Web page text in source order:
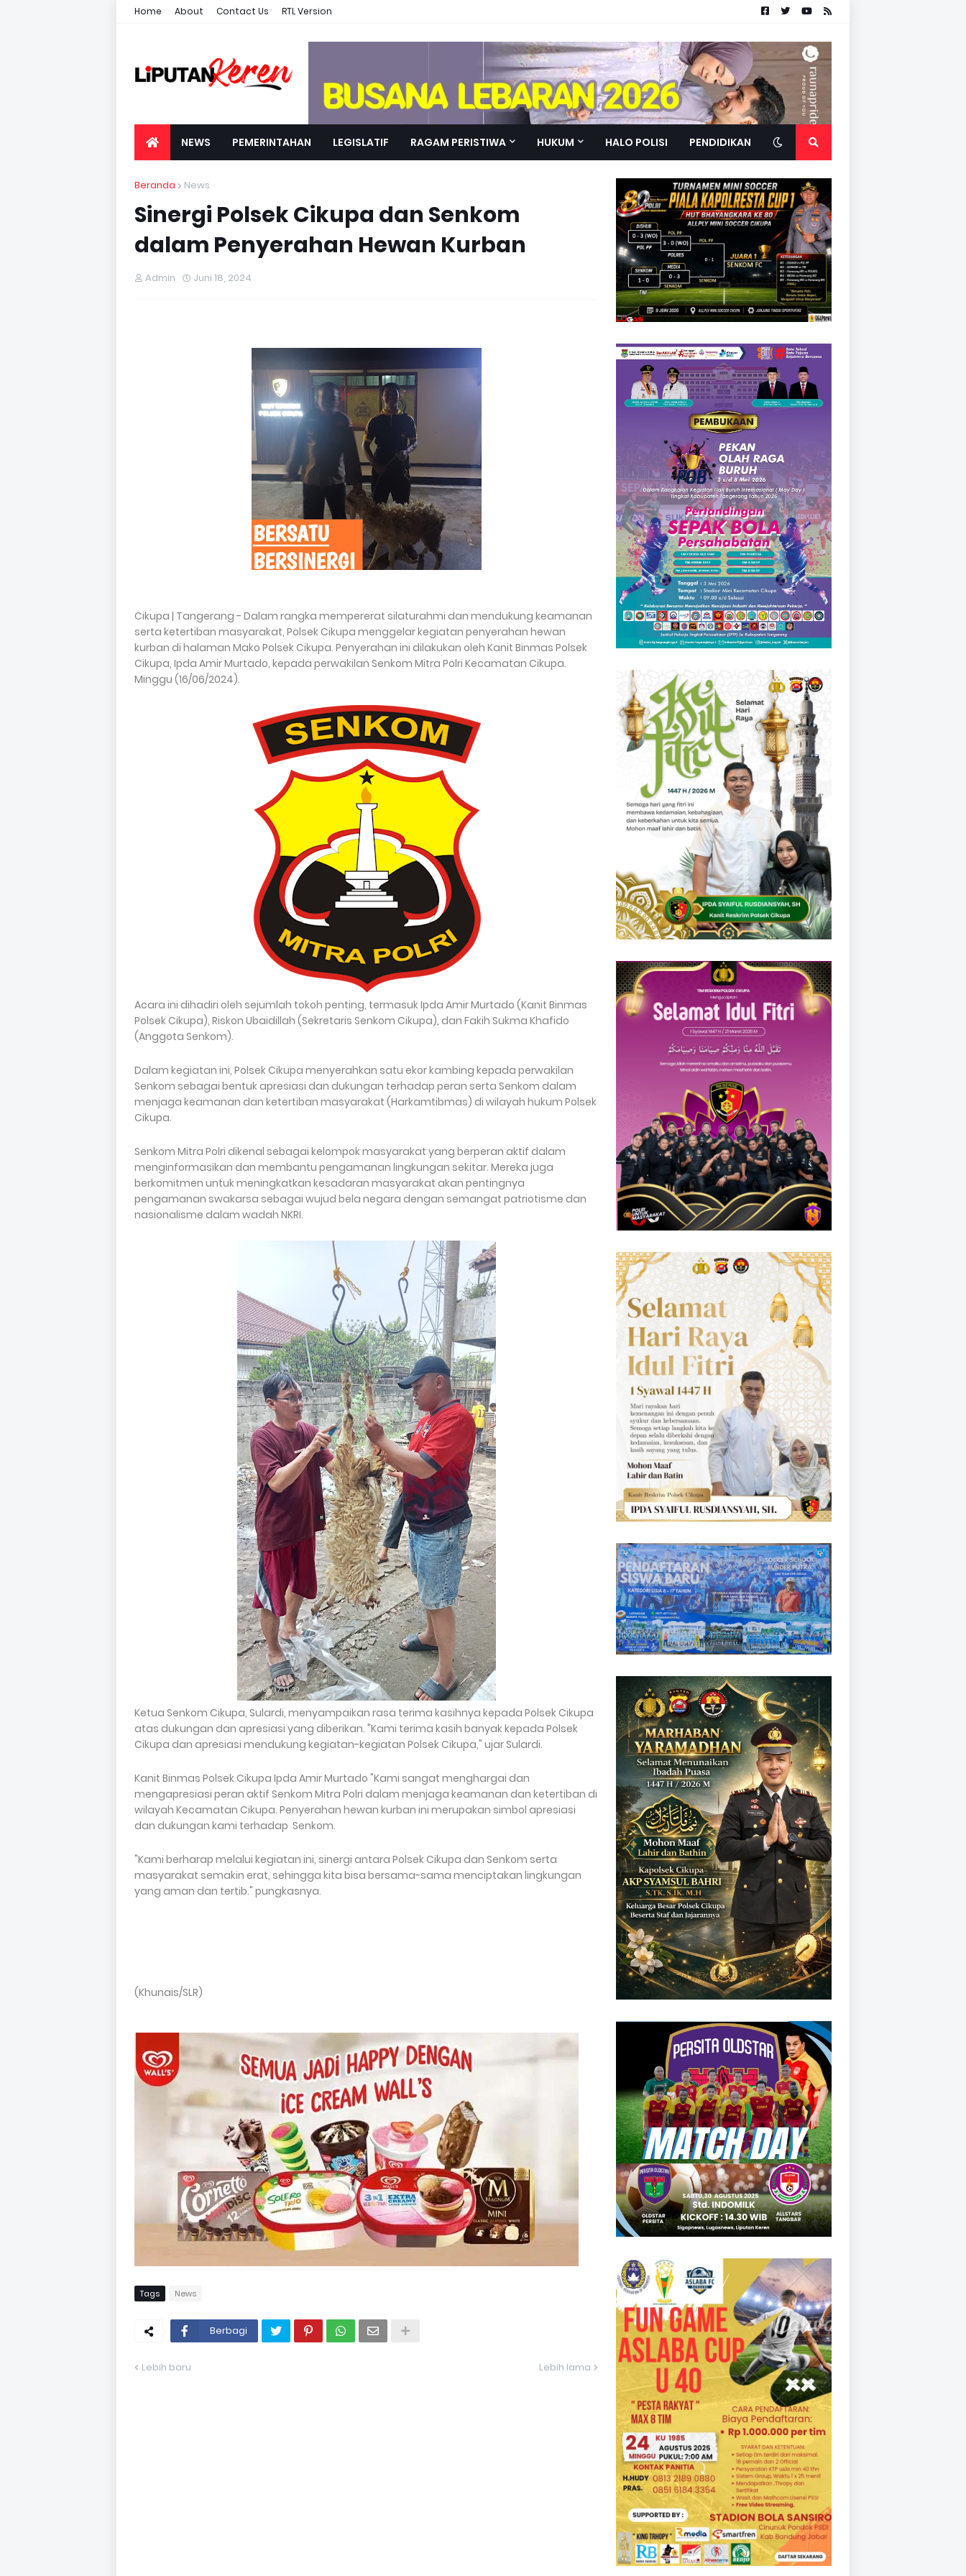
Home About Contact Us RTL Version
NEWS PEMERINTAHAN LEGISLATIF RAGAM PERISTIWA HUKUM HALO POLISI PENDIDIKAN
Beranda News
Sinergi Polsek Cikupa dan Senkom
dalam Penyerahan Hewan Kurban
Admin Juni 18, 2024
Cikupa | Tangerang - Dalam rangka mempererat silaturahmi dan mendukung keamanan
serta ketertiban masyarakat, Polsek Cikupa menggelar kegiatan penyerahan hewan
kurban di halaman Mako Polsek Cikupa. Penyerahan ini dilakukan oleh Kanit Binmas Polsek
Cikupa, Ipda Amir Murtado, kepada perwakilan Senkom Mitra Polri Kecamatan Cikupa.
Minggu (16/06/2024).
Acara ini dihadiri oleh sejumlah tokoh penting, termasuk Ipda Amir Murtado (Kanit Binmas
Polsek Cikupa), Riskon Ubaidillah (Sekretaris Senkom Cikupa), dan Fakih Sukma Khafido
(Anggota Senkom).
Dalam kegiatan ini, Polsek Cikupa menyerahkan satu ekor kambing kepada perwakilan
Senkom sebagai bentuk apresiasi dan dukungan terhadap peran serta Senkom dalam
menjaga keamanan dan ketertiban masyarakat (Harkamtibmas) di wilayah hukum Polsek
Cikupa.
Senkom Mitra Polri dikenal sebagai kelompok masyarakat yang berperan aktif dalam
menginformasikan dan membantu pengamanan lingkungan sekitar. Mereka juga
berkomitmen untuk meningkatkan kesadaran masyarakat akan pentingnya
pengamanan swakarsa sebagai wujud bela negara dengan semangat patriotisme dan
nasionalisme dalam wadah NKRI.
Ketua Senkom Cikupa, Sulardi, menyampaikan rasa terima kasihnya kepada Polsek Cikupa
atas dukungan dan apresiasi yang diberikan. "Kami terima kasih banyak kepada Polsek
Cikupa dan apresiasi mendukung kegiatan-kegiatan Polsek Cikupa," ujar Sulardi.
Kanit Binmas Polsek Cikupa Ipda Amir Murtado "Kami sangat menghargai dan
mengapresiasi peran aktif Senkom Mitra Polri dalam menjaga keamanan dan ketertiban di
wilayah Kecamatan Cikupa. Penyerahan hewan kurban ini merupakan simbol apresiasi
dan dukungan kami terhadap Senkom.
"Kami berharap melalui kegiatan ini, sinergi antara Polsek Cikupa dan Senkom serta
masyarakat semakin erat, sehingga kita bisa bersama-sama menciptakan lingkungan
yang aman dan tertib." pungkasnya.
(Khunais/SLR)
Tags News
Berbagi
Lebih baru Lebih lama